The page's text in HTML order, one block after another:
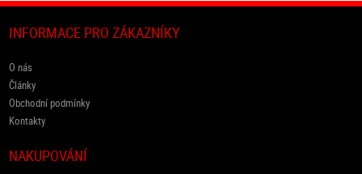
INFORMACE PRO ZÁKAZNÍKY
O nás
Články
Obchodní podmínky
Kontakty
NAKUPOVÁNÍ